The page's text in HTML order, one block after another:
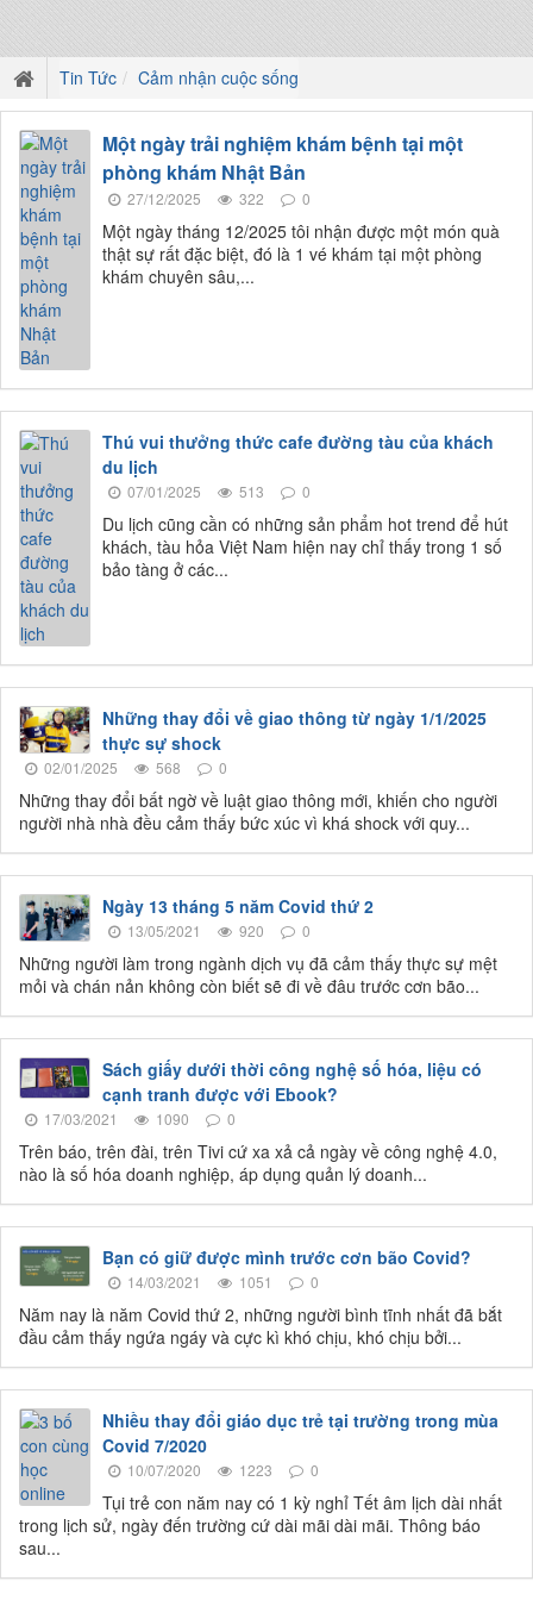
Tin Tức Cảm nhận cuộc sống
Một ngày trải nghiệm khám bệnh tại một
phòng khám Nhật Bản
27/12/2025 322 0
Một ngày tháng 12/2025 tôi nhận được một món quà
thật sự rất đặc biệt, đó là 1 vé khám tại một phòng
khám chuyên sâu,...
Thú vui thưởng thức cafe đường tàu của khách
du lịch
07/01/2025 513 0
Du lịch cũng cần có những sản phẩm hot trend để hút
khách, tàu hỏa Việt Nam hiện nay chỉ thấy trong 1 số
bảo tàng ở các...
Những thay đổi về giao thông từ ngày 1/1/2025
thực sự shock
02/01/2025 568 0
Những thay đổi bất ngờ về luật giao thông mới, khiến cho người
người nhà nhà đều cảm thấy bức xúc vì khá shock với quy...
Ngày 13 tháng 5 năm Covid thứ 2
13/05/2021 920 0
Những người làm trong ngành dịch vụ đã cảm thấy thực sự mệt
mỏi và chán nản không còn biết sẽ đi về đâu trước cơn bão...
Sách giấy dưới thời công nghệ số hóa, liệu có
cạnh tranh được với Ebook?
17/03/2021 1090 0
Trên báo, trên đài, trên Tivi cứ xa xả cả ngày về công nghệ 4.0,
nào là số hóa doanh nghiệp, áp dụng quản lý doanh...
Bạn có giữ được mình trước cơn bão Covid?
14/03/2021 1051 0
Năm nay là năm Covid thứ 2, những người bình tĩnh nhất đã bắt
đầu cảm thấy ngứa ngáy và cực kì khó chịu, khó chịu bởi...
Nhiều thay đổi giáo dục trẻ tại trường trong mùa
Covid 7/2020
10/07/2020 1223 0
Tụi trẻ con năm nay có 1 kỳ nghỉ Tết âm lịch dài nhất
trong lịch sử, ngày đến trường cứ dài mãi dài mãi. Thông báo
sau...